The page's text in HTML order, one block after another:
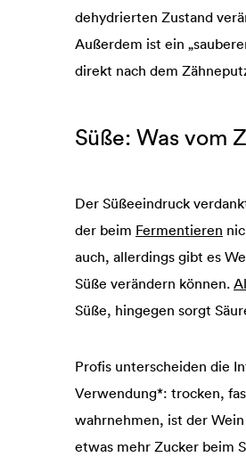
dehydrierten Zustand
Außerdem ist ein
direkt nach dem
Süße: Was vom
Der Süßeeindruck
der beim Fermentieren
auch, allerdings gibt es
Süße verändern können.
Süße, hingegen sorgt
Profis unterscheiden die
Verwendung*: trocken,
wahrnehmen, ist der
etwas mehr Zucker beim